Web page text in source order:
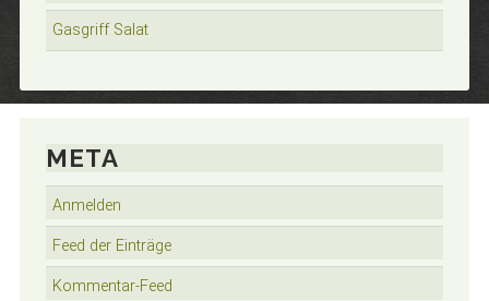
Gasgriff Salat
META
Anmelden
Feed der Einträge
Kommentar-Feed